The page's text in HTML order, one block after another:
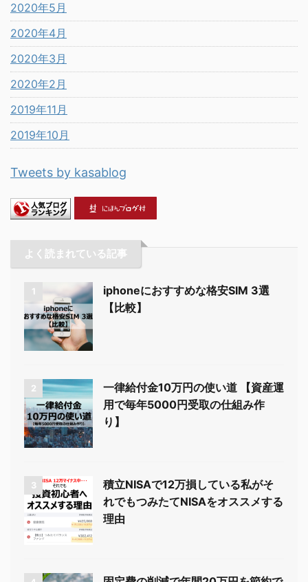
2020年5月
2020年4月
2020年3月
2020年2月
2019年11月
2019年10月
Tweets by kasablog
よく読まれている記事
1
iphoneにおすすめな格安SIM 3選
【比較】
2
一律給付金10万円の使い道 【資産運
用で毎年5000円受取の仕組み作
り】
3
積立NISAで12万損している私がそ
れでもつみたてNISAをオススメする
理由